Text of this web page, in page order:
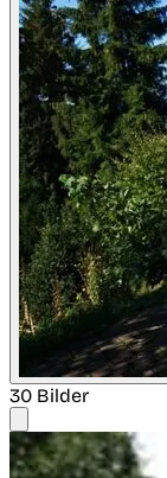
30 Bilder